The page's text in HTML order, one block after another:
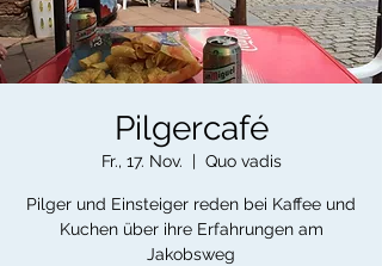
Pilgercafé
Fr., 17. Nov.
  |
Quo vadis
Pilger und Einsteiger reden bei Kaffee und
Kuchen über ihre Erfahrungen am
Jakobsweg